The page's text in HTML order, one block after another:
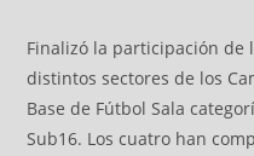
Finalizó la participación de
distintos sectores de los
Base de Fútbol Sala
Sub16. Los cuatro han